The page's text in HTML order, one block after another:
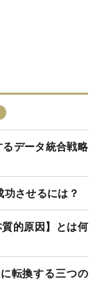
データ統合戦略
させるには？
的原因】とは何
転換する三つの